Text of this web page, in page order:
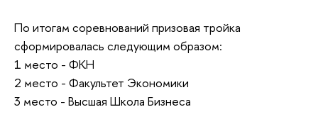
По итогам соревнований призовая тройка
сформировалась следующим образом:
1 место - ФКН
2 место - Факультет Экономики
3 место - Высшая Школа Бизнеса